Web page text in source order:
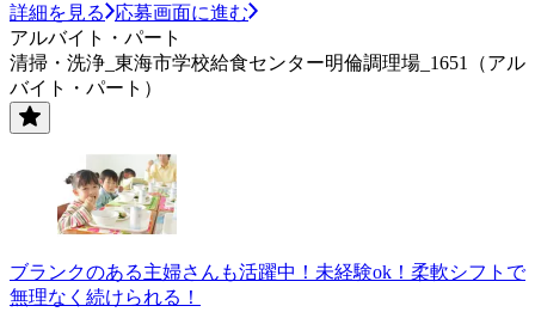
詳細を見る
応募画面に進む
アルバイト・パート
清掃・洗浄_東海市学校給食センター明倫調理場_1651（アル
バイト・パート）
ブランクのある主婦さんも活躍中！未経験ok！柔軟シフトで
無理なく続けられる！